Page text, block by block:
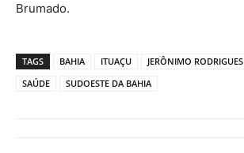
Brumado.
TAGS BAHIA ITUAÇU JERÔNIMO RODRIGUES
SAÚDE
SUDOESTE DA BAHIA